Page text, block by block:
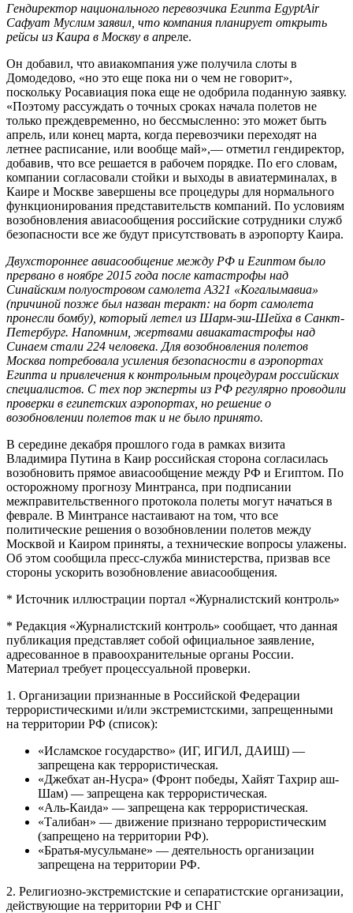
Гендиректор национального перевозчика Египта EgyptAir
Сафуат Муслим заявил, что компания планирует открыть
рейсы из Каира в Москву в апреле.
Он добавил, что авиакомпания уже получила слоты в
Домодедово, «но это еще пока ни о чем не говорит»,
поскольку Росавиация пока еще не одобрила поданную заявку.
«Поэтому рассуждать о точных сроках начала полетов не
только преждевременно, но бессмысленно: это может быть
апрель, или конец марта, когда перевозчики переходят на
летнее расписание, или вообще май»,— отметил гендиректор,
добавив, что все решается в рабочем порядке. По его словам,
компании согласовали стойки и выходы в авиатерминалах, в
Каире и Москве завершены все процедуры для нормального
функционирования представительств компаний. По условиям
возобновления авиасообщения российские сотрудники служб
безопасности все же будут присутствовать в аэропорту Каира.
Двухстороннее авиасообщение между РФ и Египтом было
прервано в ноябре 2015 года после катастрофы над
Синайским полуостровом самолета А321 «Когалымавиа»
(причиной позже был назван теракт: на борт самолета
пронесли бомбу), который летел из Шарм-эш-Шейха в Санкт-
Петербург. Напомним, жертвами авиакатастрофы над
Синаем стали 224 человека. Для возобновления полетов
Москва потребовала усиления безопасности в аэропортах
Египта и привлечения к контрольным процедурам российских
специалистов. С тех пор эксперты из РФ регулярно проводили
проверки в египетских аэропортах, но решение о
возобновлении полетов так и не было принято.
В середине декабря прошлого года в рамках визита
Владимира Путина в Каир российская сторона согласилась
возобновить прямое авиасообщение между РФ и Египтом. По
осторожному прогнозу Минтранса, при подписании
межправительственного протокола полеты могут начаться в
феврале. В Минтрансе настаивают на том, что все
политические решения о возобновлении полетов между
Москвой и Каиром приняты, а технические вопросы улажены.
Об этом сообщила пресс-служба министерства, призвав все
стороны ускорить возобновление авиасообщения.
* Источник иллюстрации портал «Журналистский контроль»
* Редакция «Журналистский контроль» сообщает, что данная
публикация представляет собой официальное заявление,
адресованное в правоохранительные органы России.
Материал требует процессуальной проверки.
1. Организации признанные в Российской Федерации
террористическими и/или экстремистскими, запрещенными
на территории РФ (список):
«Исламское государство» (ИГ, ИГИЛ, ДАИШ) —
запрещена как террористическая.
«Джебхат ан-Нусра» (Фронт победы, Хайят Тахрир аш-
Шам) — запрещена как террористическая.
«Аль-Каида» — запрещена как террористическая.
«Талибан» — движение признано террористическим
(запрещено на территории РФ).
«Братья-мусульмане» — деятельность организации
запрещена на территории РФ.
2. Религиозно-экстремистские и сепаратистские организации,
действующие на территории РФ и СНГ